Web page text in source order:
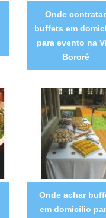
Onde contratar
buffets em
para evento na
Bororé
Onde achar
em domicílio